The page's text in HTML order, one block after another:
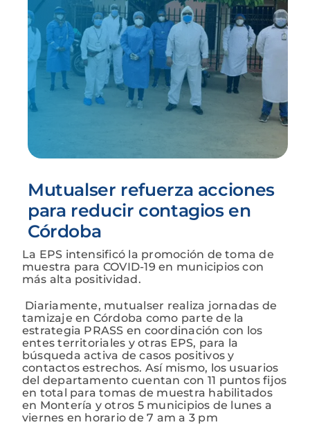
Escríbenos tus PQRS
Mutualser refuerza acciones
para reducir contagios en
Córdoba
La EPS intensificó la promoción de toma de
muestra para COVID-19 en municipios con
más alta positividad.
Diariamente, mutualser realiza jornadas de
tamizaje en Córdoba como parte de la
estrategia PRASS en coordinación con los
entes territoriales y otras EPS, para la
búsqueda activa de casos positivos y
contactos estrechos. Así mismo, los usuarios
del departamento cuentan con 11 puntos fijos
en total para tomas de muestra habilitados
en Montería y otros 5 municipios de lunes a
viernes en horario de 7 am a 3 pm